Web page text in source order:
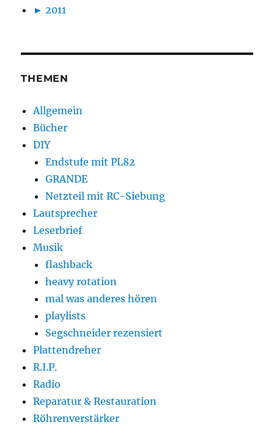
►2011
THEMEN
Allgemein
Bücher
DIY
Endstufe mit PL82
GRANDE
Netzteil mit RC-Siebung
Lautsprecher
Leserbrief
Musik
flashback
heavy rotation
mal was anderes hören
playlists
Segschneider rezensiert
Plattendreher
R.I.P.
Radio
Reparatur & Restauration
Röhrenverstärker